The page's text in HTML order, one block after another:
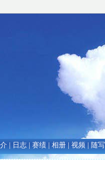
日志 赛绩 相册 视频 随写